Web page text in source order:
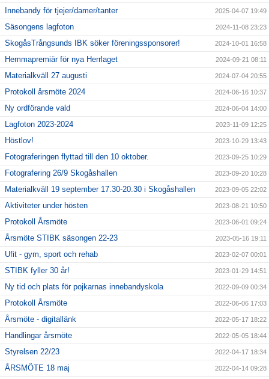
Innebandy för tjejer/damer/tanter 2025-04-07 19:49
Säsongens lagfoton 2024-11-08 23:23
SkogåsTrångsunds IBK söker föreningssponsorer! 2024-10-01 16:58
Hemmapremiär för nya Herrlaget 2024-09-21 08:11
Materialkväll 27 augusti 2024-07-04 20:55
Protokoll årsmöte 2024 2024-06-16 10:37
Ny ordförande vald 2024-06-04 14:00
Lagfoton 2023-2024 2023-11-09 12:25
Höstlov! 2023-10-29 13:43
Fotograferingen flyttad till den 10 oktober. 2023-09-25 10:29
Fotografering 26/9 Skogåshallen 2023-09-20 10:28
Materialkväll 19 september 17.30-20.30 i Skogåshallen 2023-09-05 22:02
Aktiviteter under hösten 2023-08-21 10:50
Protokoll Årsmöte 2023-06-01 09:24
Årsmöte STIBK säsongen 22-23 2023-05-16 19:11
Ufit - gym, sport och rehab 2023-02-07 00:01
STIBK fyller 30 år! 2023-01-29 14:51
Ny tid och plats för pojkarnas innebandyskola 2022-09-09 00:34
Protokoll Årsmöte 2022-06-06 17:03
Årsmöte - digitallänk 2022-05-17 18:22
Handlingar årsmöte 2022-05-05 18:44
Styrelsen 22/23 2022-04-17 18:34
ÅRSMÖTE 18 maj 2022-04-14 09:28